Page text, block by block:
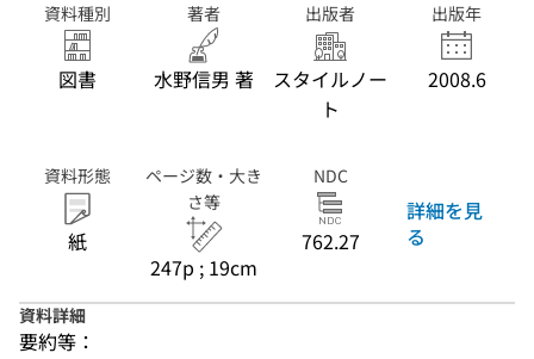
資料種別
図書
著者
水野信男 著
出版者
スタイルノー
ト
出版年
2008.6
資料形態
紙
ページ数・大き
さ等
247p ; 19cm
NDC
762.27
詳細を見
る
資料詳細
要約等：